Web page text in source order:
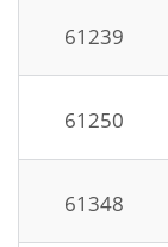
61239
61250
61348